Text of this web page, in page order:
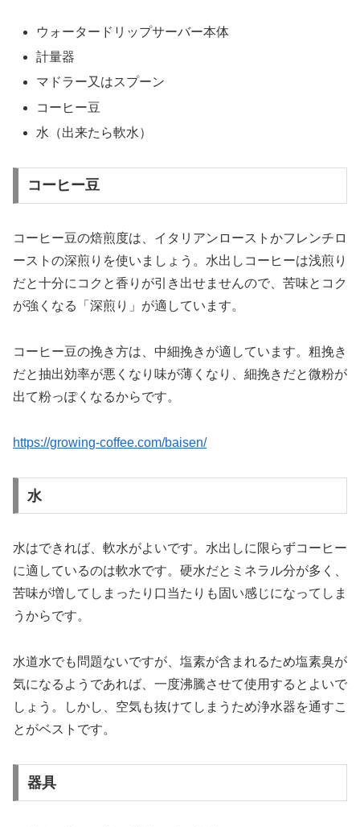
ウォータードリップサーバー本体
計量器
マドラー又はスプーン
コーヒー豆
水（出来たら軟水）
コーヒー豆
コーヒー豆の焙煎度は、イタリアンローストかフレンチロ
ーストの深煎りを使いましょう。水出しコーヒーは浅煎り
だと十分にコクと香りが引き出せませんので、苦味とコク
が強くなる「深煎り」が適しています。
コーヒー豆の挽き方は、中細挽きが適しています。粗挽き
だと抽出効率が悪くなり味が薄くなり、細挽きだと微粉が
出て粉っぽくなるからです。
https://growing-coffee.com/baisen/
水
水はできれば、軟水がよいです。水出しに限らずコーヒー
に適しているのは軟水です。硬水だとミネラル分が多く、
苦味が増してしまったり口当たりも固い感じになってしま
うからです。
水道水でも問題ないですが、塩素が含まれるため塩素臭が
気になるようであれば、一度沸騰させて使用するとよいで
しょう。しかし、空気も抜けてしまうため浄水器を通すこ
とがベストです。
器具